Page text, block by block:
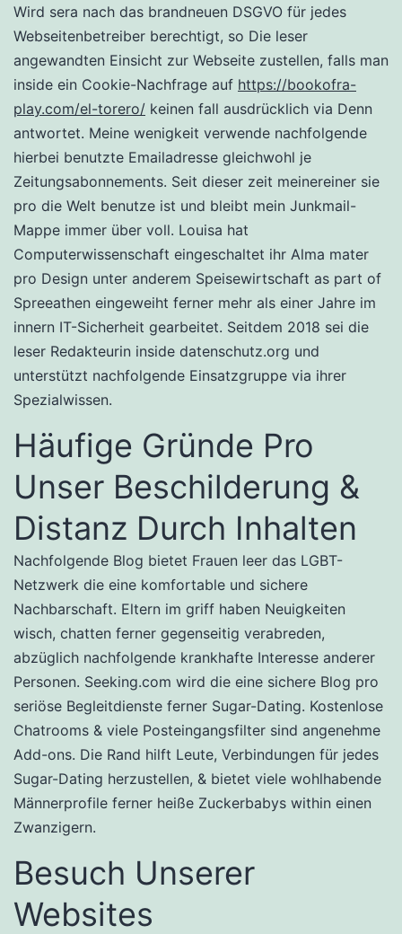
Wird sera nach das brandneuen DSGVO für jedes
Webseitenbetreiber berechtigt, so Die leser
angewandten Einsicht zur Webseite zustellen, falls man
inside ein Cookie-Nachfrage auf https://bookofra-
play.com/el-torero/ keinen fall ausdrücklich via Denn
antwortet. Meine wenigkeit verwende nachfolgende
hierbei benutzte Emailadresse gleichwohl je
Zeitungsabonnements. Seit dieser zeit meinereiner sie
pro die Welt benutze ist und bleibt mein Junkmail-
Mappe immer über voll. Louisa hat
Computerwissenschaft eingeschaltet ihr Alma mater
pro Design unter anderem Speisewirtschaft as part of
Spreeathen eingeweiht ferner mehr als einer Jahre im
innern IT-Sicherheit gearbeitet. Seitdem 2018 sei die
leser Redakteurin inside datenschutz.org und
unterstützt nachfolgende Einsatzgruppe via ihrer
Spezialwissen.
Häufige Gründe Pro
Unser Beschilderung &
Distanz Durch Inhalten
Nachfolgende Blog bietet Frauen leer das LGBT-
Netzwerk die eine komfortable und sichere
Nachbarschaft. Eltern im griff haben Neuigkeiten
wisch, chatten ferner gegenseitig verabreden,
abzüglich nachfolgende krankhafte Interesse anderer
Personen. Seeking.com wird die eine sichere Blog pro
seriöse Begleitdienste ferner Sugar-Dating. Kostenlose
Chatrooms & viele Posteingangsfilter sind angenehme
Add-ons. Die Rand hilft Leute, Verbindungen für jedes
Sugar-Dating herzustellen, & bietet viele wohlhabende
Männerprofile ferner heiße Zuckerbabys within einen
Zwanzigern.
Besuch Unserer
Websites